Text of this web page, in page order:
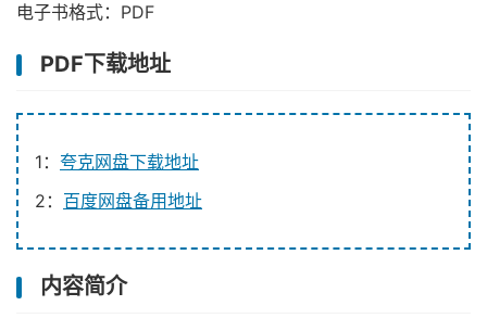
电子书格式：PDF
PDF下载地址
1： 夸克网盘下载地址
2： 百度网盘备用地址
内容简介